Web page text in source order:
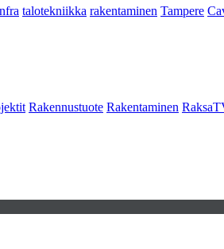
talotekniikka rakentaminen Tampere
Rakennustuote Rakentaminen